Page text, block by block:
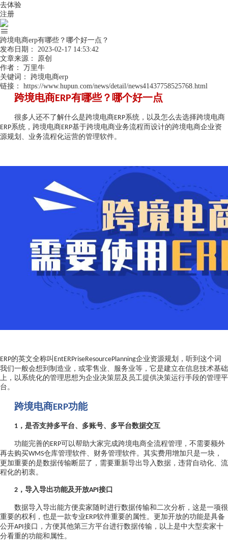
去体验
注册
跨境电商erp有哪些？哪个好一点？
发布日期：
2023-02-17 14:53:42
文章来源：
原创
作者：
万里牛
关键词：
跨境电商erp
链接：
https://www.hupun.com/news/detail/news41437758525768.html
跨境电商ERP有哪些？ 哪个好一点
很多人还不了解什么是跨境电商ERP系统，以及怎么去选择跨境电商
ERP系统，跨境电商ERP基于跨境电商业务流程而设计的跨境电商企业资
源规划、业务流程化运营的管理软件。
ERP的英文全称叫 EntERPriseResourcePlanning企业资源规划，听到这个词
我们一般会想到制造业，或零售业、服务业等，它是建立在信息技术基础
上，以系统化的管理思想为企业决策层及员工提供决策运行手段的管理平
台。
跨境电商ERP功能
1 ，是否支持多平台、多账号、多平台数据交互
功能完善的ERP可以帮助大家完成跨境电商全流程管理，不需要额外
再去购买WMS仓库管理软件、财务管理软件。其实费用增加只是一块，
更加重要的是数据传输断层了，需要重新导出导入数据，违背自动化、流
程化的初衷。
2 ，导入导出功能及开放API接口
数据导入导出能方便卖家随时进行数据传输和二次分析，这是一项很
重要的权利，也是一款专业ERP软件重要的属性。更加开放的功能是具备
公开API接口，方便其他第三方平台进行数据传输，以上是中大型卖家十
分看重的功能和属性。